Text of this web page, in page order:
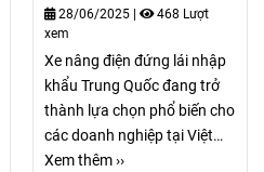
28/06/2025
468 Lượt
xem
Xe nâng điện đứng lái nhập
khẩu Trung Quốc đang trở
thành lựa chọn phổ biến cho
các doanh nghiệp tại Việt
Nam. Với thiết kế nhỏ gọn,
Xem thêm ››